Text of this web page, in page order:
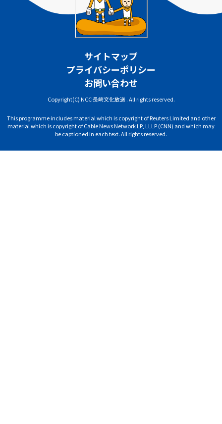
サイトマップ
プライバシーポリシー
お問い合わせ
Copyright(C) NCC 長崎文化放送 . All rights reserved.
This programme includes material which is copyright of Reuters Limited and other
material which is copyright of Cable News Network LP, LLLP (CNN) and which may
be captioned in each text. All rights reserved.